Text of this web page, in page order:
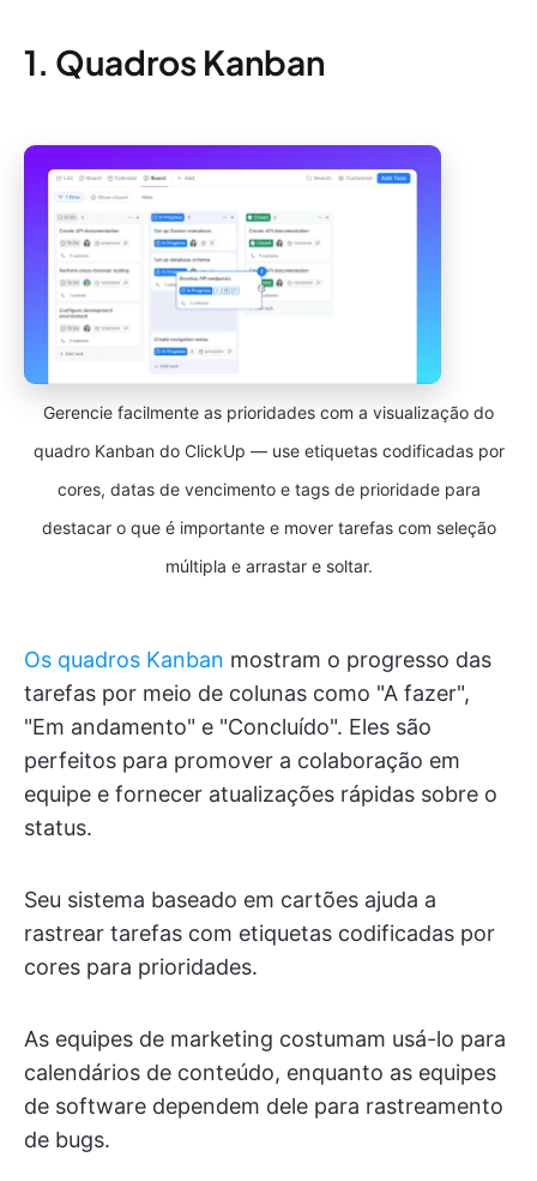
1. Quadros Kanban
Gerencie facilmente as prioridades com a visualização do
quadro Kanban do ClickUp — use etiquetas codificadas por
cores, datas de vencimento e tags de prioridade para
destacar o que é importante e mover tarefas com seleção
múltipla e arrastar e soltar.
Os quadros Kanban mostram o progresso das
tarefas por meio de colunas como "A fazer",
"Em andamento" e "Concluído". Eles são
perfeitos para promover a colaboração em
equipe e fornecer atualizações rápidas sobre o
status.
Seu sistema baseado em cartões ajuda a
rastrear tarefas com etiquetas codificadas por
cores para prioridades.
As equipes de marketing costumam usá-lo para
calendários de conteúdo, enquanto as equipes
de software dependem dele para rastreamento
de bugs.